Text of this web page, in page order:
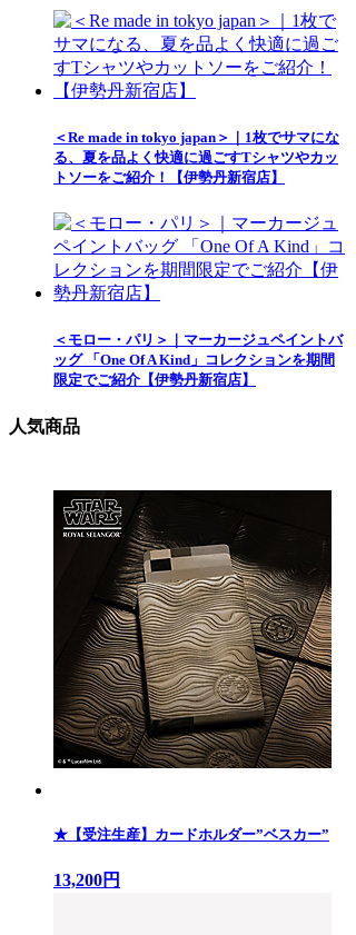
＜Re made in tokyo japan＞｜1枚でサマにな
る、夏を品よく快適に過ごすTシャツやカッ
トソーをご紹介！【伊勢丹新宿店】
＜モロー・パリ＞｜マーカージュペイントバ
ッグ 「One Of A Kind」コレクションを期間
限定でご紹介【伊勢丹新宿店】
人気商品
★【受注生産】カードホルダー”ベスカー”
13,200円